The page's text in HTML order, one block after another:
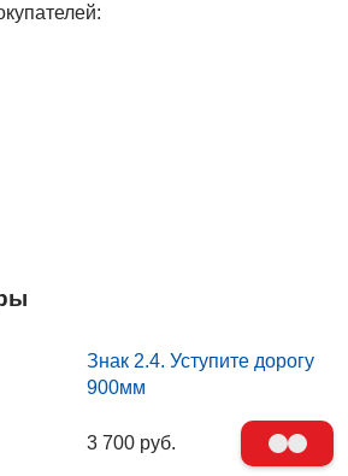
Знак 2.4. Уступите дорогу
900мм
3 700 руб.